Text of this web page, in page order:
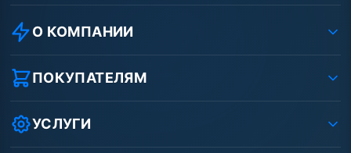
О КОМПАНИИ
О компании
Реквизиты ООО «Шоп АВД»
Защита данных клиента
Условия соглашения
Вакансии
ПОКУПАТЕЛЯМ
Как заказать?
Оплата
Доставка
УСЛУГИ
Ремонт АВД